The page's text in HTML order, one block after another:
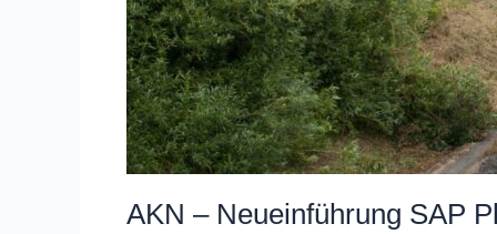
AKN – Neueinführung SAP